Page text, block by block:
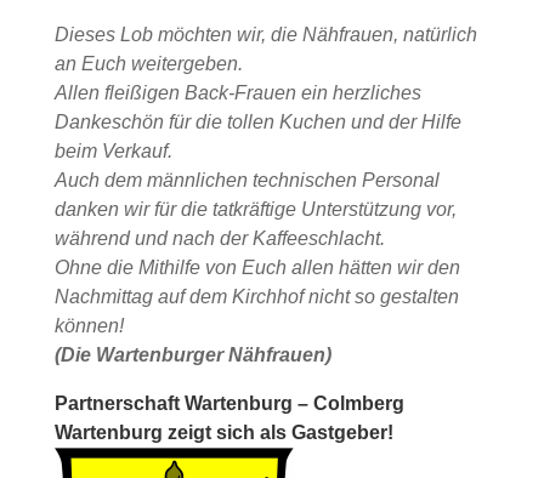
Dieses Lob möchten wir, die Nähfrauen, natürlich
an Euch weitergeben.
Allen fleißigen Back-Frauen ein herzliches
Dankeschön für die tollen Kuchen und der Hilfe
beim Verkauf.
Auch dem männlichen technischen Personal
danken wir für die tatkräftige Unterstützung vor,
während und nach der Kaffeeschlacht.
Ohne die Mithilfe von Euch allen hätten wir den
Nachmittag auf dem Kirchhof nicht so gestalten
können!
(Die Wartenburger Nähfrauen)
Partnerschaft Wartenburg – Colmberg
Wartenburg zeigt sich als Gastgeber!